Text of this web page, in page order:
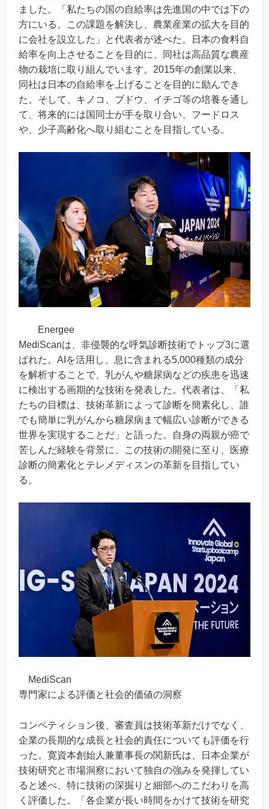
ました。「私たちの国の自給率は先進国の中では下の
方にいる。この課題を解決し、農業産業の拡大を目的
に会社を設立した」と代表者が述べた。日本の食料自
給率を向上させることを目的に、同社は高品質な農産
物の栽培に取り組んでいます。2015年の創業以来、
同社は日本の自給率を上げることを目的に励んでき
た。そして、キノコ、ブドウ、イチゴ等の培養を通し
て、将来的には国同士が手を取り合い、フードロス
や、少子高齢化へ取り組むことを目指している。
Energee
MediScanは、非侵襲的な呼気診断技術でトップ3に選
ばれた。AIを活用し、息に含まれる5,000種類の成分
を解析することで、乳がんや糖尿病などの疾患を迅速
に検出する画期的な技術を発表した。代表者は、「私
たちの目標は、技術革新によって診断を簡素化し、誰
でも簡単に乳がんから糖尿病まで幅広い診断ができる
世界を実現することだ」と語った。自身の両親が癌で
苦しんだ経験を背景に、この技術の開発に至り、医療
診断の簡素化とテレメディスンの革新を目指してい
る。
MediScan
専門家による評価と社会的価値の洞察
コンペティション後、審査員は技術革新だけでなく、
企業の長期的な成長と社会的責任についても評価を行
った。寛資本創始人兼董事長の関新氏は、日本企業が
技術研究と市場洞察において独自の強みを発揮してい
ると述べ、特に技術の深掘りと細部へのこだわりを高
く評価した。「各企業が長い時間をかけて技術を研究